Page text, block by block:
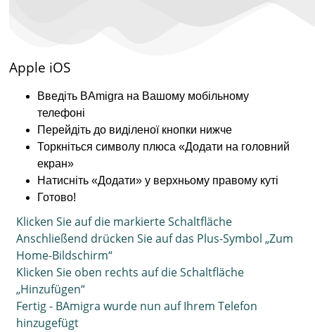
Apple iOS
Введіть BAmigra на Вашому мобільному
телефоні
Перейдіть до виділеної кнопки нижче
Торкніться символу плюса «Додати на головний
екран»
Натисніть «Додати» у верхньому правому куті
Готово!
Klicken Sie auf die markierte Schaltfläche
Anschließend drücken Sie auf das Plus-Symbol „Zum
Home-Bildschirm“
Klicken Sie oben rechts auf die Schaltfläche
„Hinzufügen“
Fertig - BAmigra wurde nun auf Ihrem Telefon
hinzugefügt